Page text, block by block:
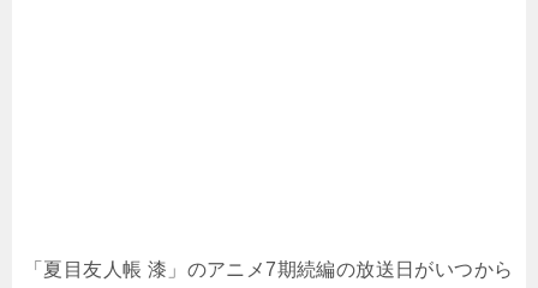
「夏目友人帳 漆」のアニメ7期続編の放送日がいつから